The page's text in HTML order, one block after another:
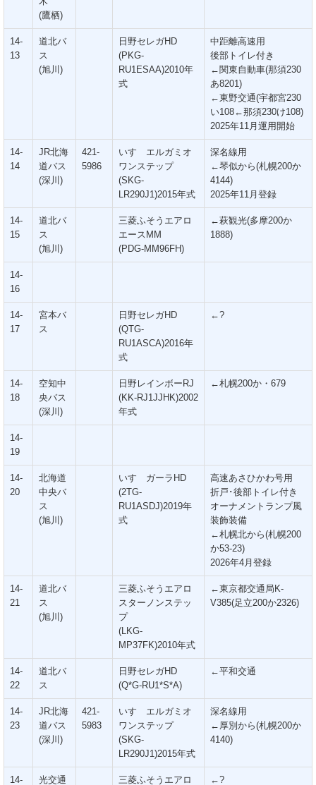
(鷹栖)
14-
13
道北バ
ス
(旭川)
日野セレガHD
(PKG-
RU1ESAA)2010年
式
中距離高速用
後部トイレ付き
←関東自動車(那須230
あ8201)
←東野交通(宇都宮230
い108←那須230け108)
2025年11月運用開始
14-
14
JR北海
道バス
(深川)
421-
5986
いすゞエルガミオ
ワンステップ
(SKG-
LR290J1)2015年式
深名線用
←琴似から(札幌200か
4144)
2025年11月登録
14-
15
道北バ
ス
(旭川)
三菱ふそうエアロ
エースMM
(PDG-MM96FH)
←萩観光(多摩200か
1888)
14-
16
14-
17
宮本バ
ス
日野セレガHD
(QTG-
RU1ASCA)2016年
式
←?
14-
18
空知中
央バス
(深川)
日野レインボーRJ
(KK-RJ1JJHK)2002
年式
←札幌200か・679
14-
19
14-
20
北海道
中央バ
ス
(旭川)
いすゞガーラHD
(2TG-
RU1ASDJ)2019年
式
高速あさひかわ号用
折戸･後部トイレ付き
オーナメントランプ風
装飾装備
←札幌北から(札幌200
か53-23)
2026年4月登録
14-
21
道北バ
ス
(旭川)
三菱ふそうエアロ
スターノンステッ
プ
(LKG-
MP37FK)2010年式
←東京都交通局K-
V385(足立200か2326)
14-
22
道北バ
ス
日野セレガHD
(Q*G-RU1*S*A)
←平和交通
14-
23
JR北海
道バス
(深川)
421-
5983
いすゞエルガミオ
ワンステップ
(SKG-
LR290J1)2015年式
深名線用
←厚別から(札幌200か
4140)
14- 光交通 三菱ふそうエアロ ←?